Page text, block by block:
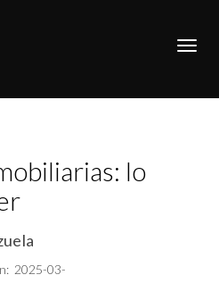
lo
2025-03-